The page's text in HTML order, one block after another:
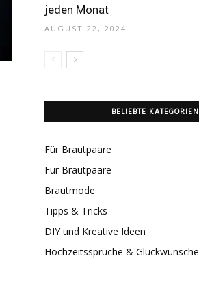
jeden Monat
AUGUST 22, 2024
BELIEBTE KATEGORIEN
Für Brautpaare
Für Brautpaare
Brautmode
Tipps & Tricks
DIY und Kreative Ideen
Hochzeitssprüche & Glückwünsche